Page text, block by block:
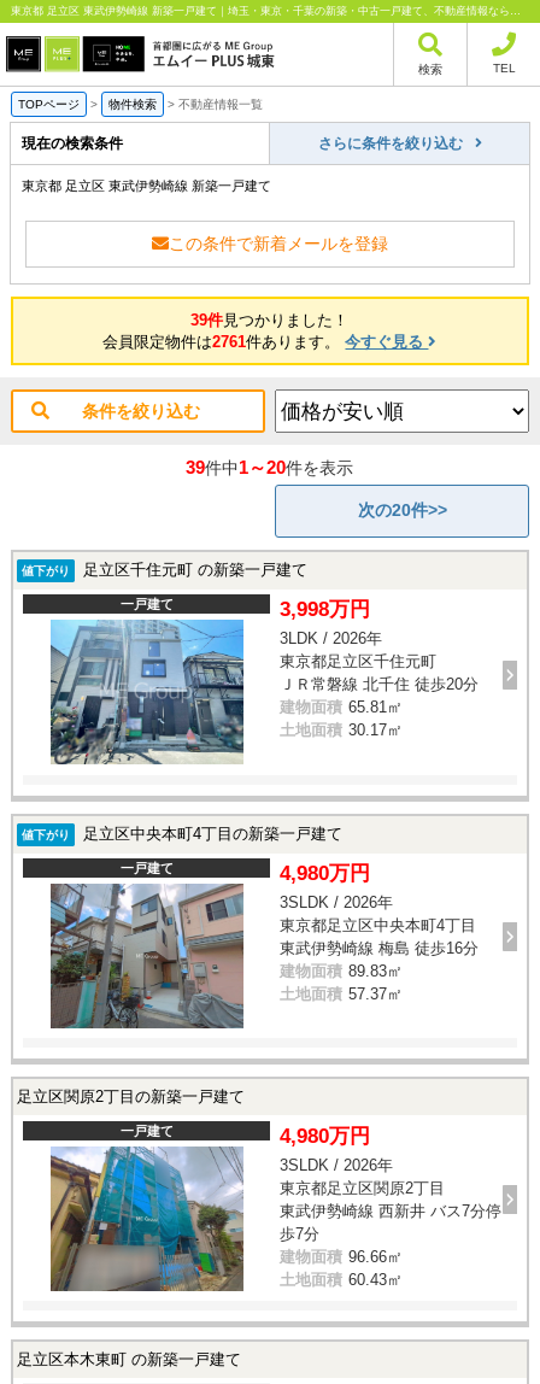
東京都 足立区 東武伊勢崎線 新築一戸建て｜埼玉・東京・千葉の新築・中古一戸建て、不動産情報ならエムイーPLUS城東にお任せください
検索 TEL
TOPページ > 物件検索 > 不動産情報一覧
現在の検索条件 さらに条件を絞り込む
東京都 足立区 東武伊勢崎線 新築一戸建て
この条件で新着メールを登録
39件見つかりました！
会員限定物件は2761件あります。今すぐ見る
条件を絞り込む
39件中1～20件を表示
次の20件>>
値下がり 足立区千住元町 の新築一戸建て
一戸建て 3,998万円
3LDK / 2026年
東京都足立区千住元町
ＪＲ常磐線 北千住 徒歩20分
建物面積 65.81㎡
土地面積 30.17㎡
値下がり 足立区中央本町4丁目の新築一戸建て
一戸建て 4,980万円
3SLDK / 2026年
東京都足立区中央本町4丁目
東武伊勢崎線 梅島 徒歩16分
建物面積 89.83㎡
土地面積 57.37㎡
足立区関原2丁目の新築一戸建て
一戸建て 4,980万円
3SLDK / 2026年
東京都足立区関原2丁目
東武伊勢崎線 西新井 バス7分停
歩7分
建物面積 96.66㎡
土地面積 60.43㎡
足立区本木東町 の新築一戸建て